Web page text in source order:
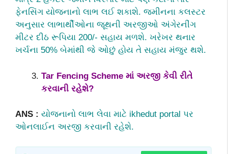
ફેનસિંગ યોજનાનો લાભ લઈ શકાશે. જમીનના કલસ્ટર
અનુસાર લાભાર્થીઓના જૂથની અરજીઓ અંગેરનીંગ
મીટર દીઠ રૂપિયા 200/- સહાય મળશે. ખરેખર થનાર
ખર્ચના 50% બેમાંથી જે ઓછું હોય તે સહાય મંજુર થશે.
Tar Fencing Scheme માં અરજી કેવી રીતે
કરવાની રહેશે?
ANS : યોજનાનો લાભ લેવા માટે ikhedut portal પર
ઓનલાઈન અરજી કરવાની રહેશે.